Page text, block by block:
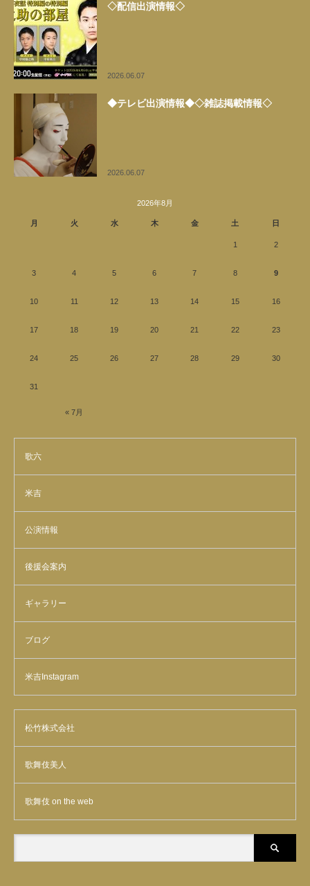
◇配信出演情報◇
2026.06.07
◆テレビ出演情報◆◇雑誌掲載情報◇
2026.06.07
2026年8月
月 火 水 木 金 土 日
« 7月
1 2
3 4 5 6 7 8 9
10 11 12 13 14 15 16
17 18 19 20 21 22 23
24 25 26 27 28 29 30
31
歌六
米吉
公演情報
後援会案内
ギャラリー
ブログ
米吉Instagram
松竹株式会社
歌舞伎美人
歌舞伎 on the web